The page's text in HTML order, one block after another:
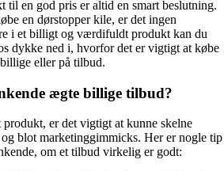
til en god pris er altid en smart beslutning.
en dørstopper kile, er det ingen
i et billigt og værdifuldt produkt kan du
dykke ned i, hvorfor det er vigtigt at købe
eller på tilbud.
ægte billige tilbud?
er det vigtigt at kunne skelne
blot marketinggimmicks. Her er nogle tip
om et tilbud virkelig er godt: